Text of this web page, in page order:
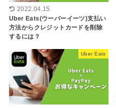
2022.04.15
Uber Eats(ウーバーイーツ)支払い
方法からクレジットカードを削除
するには？
Uber Eats